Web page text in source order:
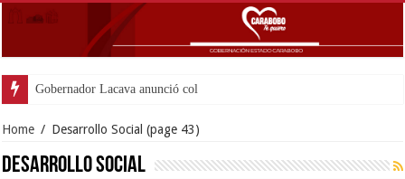
Gobernador Lacava anunció colocación
Home / Desarrollo Social (page 43)
Desarrollo Social